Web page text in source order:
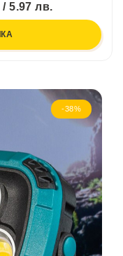
5.97 лв.
-38%